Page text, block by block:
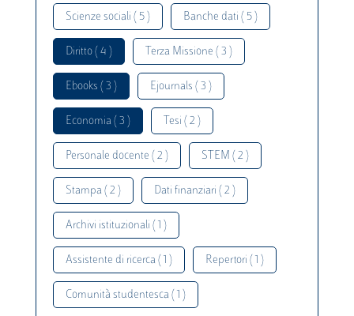
Scienze sociali ( 5 ) Banche dati ( 5 )
Diritto ( 4 ) Terza Missione ( 3 )
Ebooks ( 3 ) Ejournals ( 3 )
Economia ( 3 ) Tesi ( 2 )
Personale docente ( 2 ) STEM ( 2 )
Stampa ( 2 ) Dati finanziari ( 2 )
Archivi istituzionali ( 1 )
Assistente di ricerca ( 1 ) Repertori ( 1 )
Comunità studentesca ( 1 )